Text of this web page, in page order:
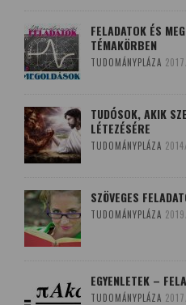
FELADATOK ÉS
TÉMAKÖRBEN
TUDOMÁNYPLÁZA
TUDÓSOK, AKIK
LÉTEZÉSÉRE
TUDOMÁNYPLÁZA
SZÖVEGES
TUDOMÁNYPLÁZA
EGYENLETEK –
TUDOMÁNYPLÁZA